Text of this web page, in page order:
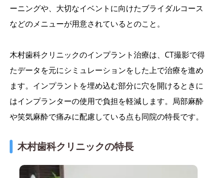
ーニングや、大切なイベントに向けたブライダルコース
などのメニューが用意されているとのこと。
木村歯科クリニックのインプラント治療は、CT撮影で得
たデータを元にシミュレーションをした上で治療を進め
ます。インプラントを埋め込む部分に穴を開けるときに
はインプランターの使用で負担を軽減します。局部麻酔
や笑気麻酔で痛みに配慮している点も同院の特長です。
木村歯科クリニックの特長